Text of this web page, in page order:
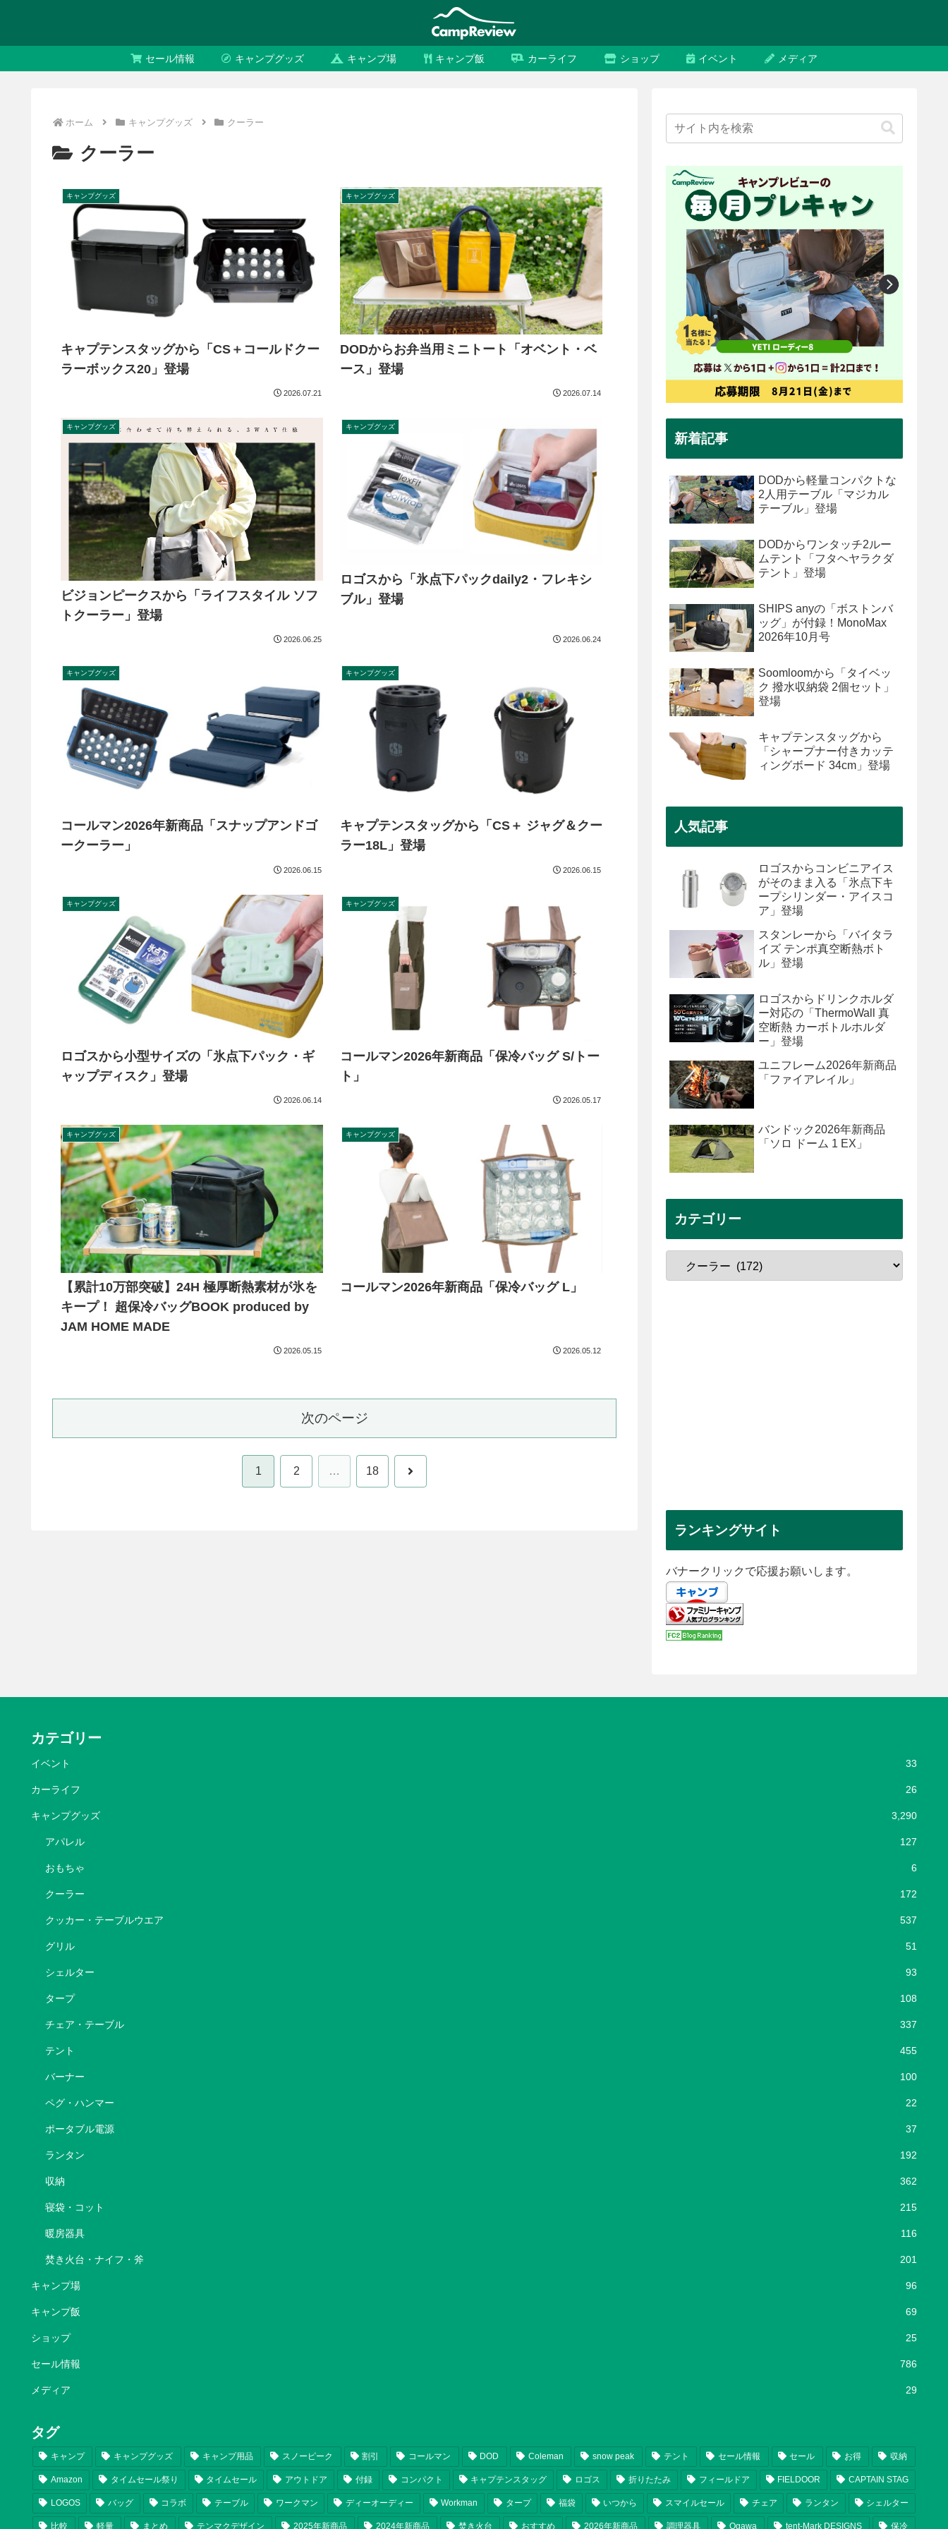
セール情報 キャンプグッズ キャンプ場 キャンプ飯 カーライフ ショップ イベント メディア
ホーム キャンプグッズ クーラー
クーラー
キャンプグッズ
キャプテンスタッグから「CS＋コールドクー
ラーボックス20」登場
2026.07.21
キャンプグッズ
DODからお弁当用ミニトート「オベント・ベ
ース」登場
2026.07.14
キャンプグッズ
ビジョンピークスから「ライフスタイル ソフ
トクーラー」登場
2026.06.25
キャンプグッズ
ロゴスから「氷点下パックdaily2・フレキシ
ブル」登場
2026.06.24
キャンプグッズ
コールマン2026年新商品「スナップアンドゴ
ークーラー」
2026.06.15
キャンプグッズ
キャプテンスタッグから「CS＋ ジャグ＆クー
ラー18L」登場
2026.06.15
キャンプグッズ
ロゴスから小型サイズの「氷点下パック・ギ
ャップディスク」登場
2026.06.14
キャンプグッズ
コールマン2026年新商品「保冷バッグ S/トー
ト」
2026.05.17
キャンプグッズ
【累計10万部突破】24H 極厚断熱素材が氷を
キープ！ 超保冷バッグBOOK produced by
JAM HOME MADE
2026.05.15
キャンプグッズ
コールマン2026年新商品「保冷バッグ L」
2026.05.12
次のページ
1 2 … 18 次
新着記事
DODから軽量コンパクトな
2人用テーブル「マジカル
テーブル」登場
DODからワンタッチ2ルー
ムテント「フタヘヤラクダ
テント」登場
SHIPS anyの「ボストンバ
ッグ」が付録！MonoMax
2026年10月号
Soomloomから「タイベッ
ク 撥水収納袋 2個セット」
登場
キャプテンスタッグから
「シャープナー付きカッテ
ィングボード 34cm」登場
人気記事
ロゴスからコンビニアイス
がそのまま入る「氷点下キ
ープシリンダー・アイスコ
ア」登場
スタンレーから「バイタラ
イズ テンポ真空断熱ボト
ル」登場
ロゴスからドリンクホルダ
ー対応の「ThermoWall 真
空断熱 カーボトルホルダ
ー」登場
ユニフレーム2026年新商品
「ファイアレイル」
バンドック2026年新商品
「ソロ ドーム 1 EX」
カテゴリー
ランキングサイト
バナークリックで応援お願いします。
カテゴリー
イベント 33
カーライフ 26
キャンプグッズ 3,290
アパレル 127
おもちゃ 6
クーラー 172
クッカー・テーブルウエア 537
グリル 51
シェルター 93
タープ 108
チェア・テーブル 337
テント 455
バーナー 100
ペグ・ハンマー 22
ポータブル電源 37
ランタン 192
収納 362
寝袋・コット 215
暖房器具 116
焚き火台・ナイフ・斧 201
キャンプ場 96
キャンプ飯 69
ショップ 25
セール情報 786
メディア 29
タグ
キャンプ キャンプグッズ キャンプ用品 スノーピーク 割引 コールマン DOD Coleman snow peak テント セール情報 セール お得 収納
Amazon タイムセール祭り タイムセール アウトドア 付録 コンパクト キャプテンスタッグ ロゴス 折りたたみ フィールドア FIELDOOR CAPTAIN STAG
LOGOS バッグ コラボ テーブル ワークマン ディーオーディー Workman タープ 福袋 いつから スマイルセール チェア ランタン シェルター
比較 軽量 まとめ テンマクデザイン 2025年新商品 2024年新商品 焚き火台 おすすめ 2026年新商品 調理器具 Ogawa tent-Mark DESIGNS 保冷